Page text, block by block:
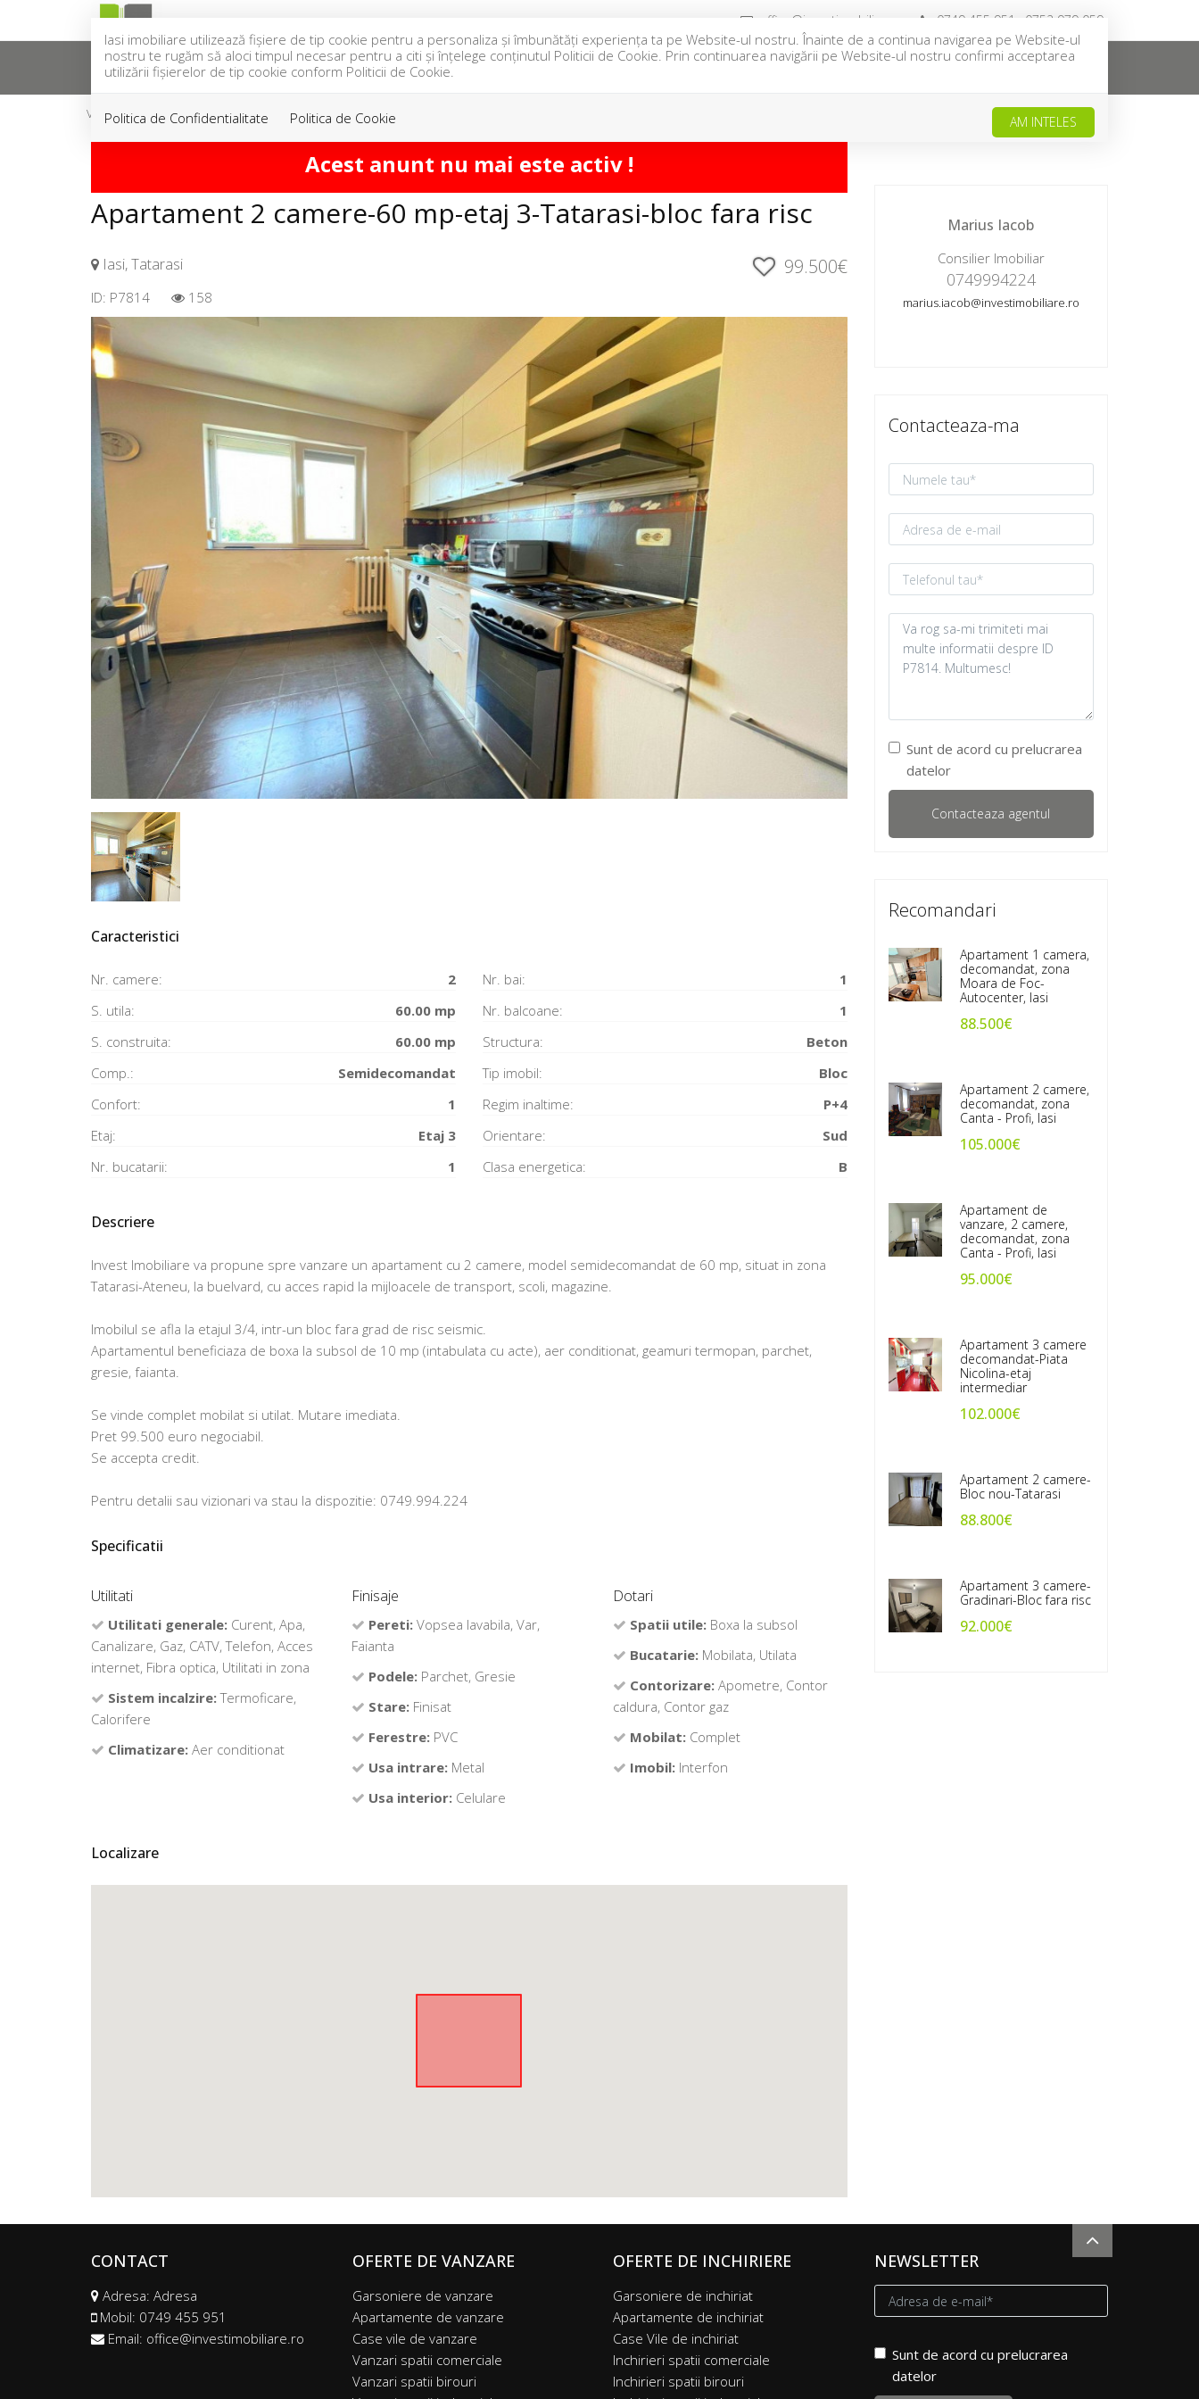
Iasi imobiliare utilizează fişiere de tip cookie pentru a personaliza și îmbunătăți experiența ta pe Website-ul nostru. Înainte de a continua navigarea pe Website-ul
nostru te rugăm să aloci timpul necesar pentru a citi și înțelege conținutul Politicii de Cookie. Prin continuarea navigării pe Website-ul nostru confirmi acceptarea
utilizării fişierelor de tip cookie conform Politicii de Cookie.
Politica de Confidentialitate Politica de Cookie AM INTELES
office@investimobiliare.ro 0749 455 951 ; 0752 979 059
ACASA VANZARI INCHIRIERI ANSAMBLURI REZIDENTIALE CONTACT OFERTA TA
Vanzare Apartamente Iasi Tatarasi
Acest anunt nu mai este activ !
Apartament 2 camere-60 mp-etaj 3-Tatarasi-bloc fara risc
Iasi, Tatarasi 99.500€
ID: P7814 158
Caracteristici
Nr. camere:
2
S. utila:
60.00 mp
S. construita:
60.00 mp
Comp.:
Semidecomandat
Confort:
1
Etaj:
Etaj 3
Nr. bucatarii:
1
Nr. bai:
1
Nr. balcoane:
1
Structura:
Beton
Tip imobil:
Bloc
Regim inaltime:
P+4
Orientare:
Sud
Clasa energetica:
B
Descriere
Invest Imobiliare va propune spre vanzare un apartament cu 2 camere, model semidecomandat de 60 mp, situat in zona
Tatarasi-Ateneu, la buelvard, cu acces rapid la mijloacele de transport, scoli, magazine.
Imobilul se afla la etajul 3/4, intr-un bloc fara grad de risc seismic.
Apartamentul beneficiaza de boxa la subsol de 10 mp (intabulata cu acte), aer conditionat, geamuri termopan, parchet,
gresie, faianta.
Se vinde complet mobilat si utilat. Mutare imediata.
Pret 99.500 euro negociabil.
Se accepta credit.
Pentru detalii sau vizionari va stau la dispozitie: 0749.994.224
Specificatii
Utilitati
Utilitati generale: Curent, Apa,
Canalizare, Gaz, CATV, Telefon, Acces
internet, Fibra optica, Utilitati in zona
Sistem incalzire:Termoficare,
Calorifere
Climatizare: Aer conditionat
Finisaje
Pereti: Vopsea lavabila, Var,
Faianta
Podele: Parchet, Gresie
Stare: Finisat
Ferestre: PVC
Usa intrare: Metal
Usa interior: Celulare
Dotari
Spatii utile:Boxa la subsol
Bucatarie:Mobilata, Utilata
Contorizare:Apometre, Contor
caldura, Contor gaz
Mobilat:Complet
Imobil:Interfon
Localizare
Marius Iacob
Consilier Imobiliar
0749994224
marius.iacob@investimobiliare.ro
Contacteaza-ma
Sunt de acord cu prelucrarea
datelor
Recomandari
Apartament 1 camera,
decomandat, zona
Moara de Foc-
Autocenter, Iasi
88.500€
Apartament 2 camere,
decomandat, zona
Canta - Profi, Iasi
105.000€
Apartament de
vanzare, 2 camere,
decomandat, zona
Canta - Profi, Iasi
95.000€
Apartament 3 camere
decomandat-Piata
Nicolina-etaj
intermediar
102.000€
Apartament 2 camere-
Bloc nou-Tatarasi
88.800€
Apartament 3 camere-
Gradinari-Bloc fara risc
92.000€
CONTACT
Adresa: Adresa
Mobil: 0749 455 951
Email: office@investimobiliare.ro
OFERTE DE VANZARE
Garsoniere de vanzare
Apartamente de vanzare
Case vile de vanzare
Vanzari spatii comerciale
Vanzari spatii birouri
OFERTE DE INCHIRIERE
Garsoniere de inchiriat
Apartamente de inchiriat
Case Vile de inchiriat
Inchirieri spatii comerciale
Inchirieri spatii birouri
NEWSLETTER
Sunt de acord cu prelucrarea
datelor